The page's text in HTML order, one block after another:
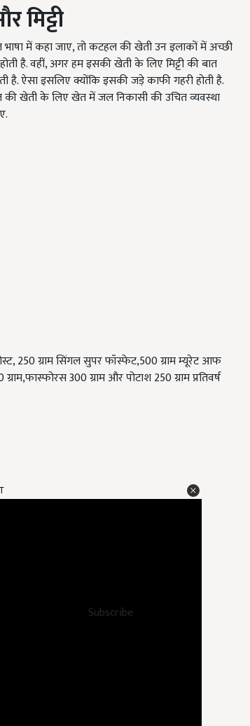
Subscribe
में कहा जाए, तो कटहल की खेती उन इलाकों में अच्छी
है. वहीं, अगर हम इसकी खेती के लिए मिट्टी की बात
है. ऐसा इसलिए क्योंकि इसकी जड़े काफी गहरी होती है.
खेती के लिए खेत में जल निकासी की उचित व्यवस्था
250 ग्राम सिंगल सुपर फॉस्फेट,500 ग्राम म्यूरेट आफ
300 ग्राम और पोटाश 250 ग्राम प्रतिवर्ष